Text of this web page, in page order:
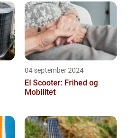
04 september 2024
El Scooter: Frihed og
Mobilitet